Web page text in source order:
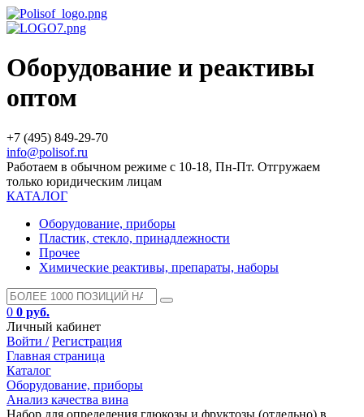
Оборудование и реактивы
оптом
+7 (495) 849-29-70
info@polisof.ru
Работаем в обычном режиме с 10-18, Пн-Пт. Отгружаем
только юридическим лицам
КАТАЛОГ
Оборудование, приборы
Пластик, стекло, принадлежности
Прочее
Химические реактивы, препараты, наборы
0 0 руб.
Личный кабинет
Войти / Регистрация
Главная страница
Каталог
Оборудование, приборы
Анализ качества вина
Набор для определения глюкозы и фруктозы (отдельно) в